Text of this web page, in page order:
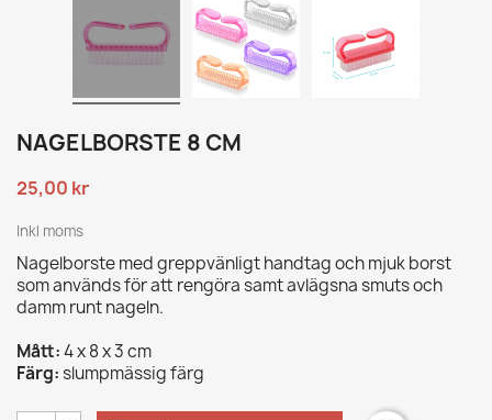
NAGELBORSTE 8 CM
25,00 kr
Inkl moms
Nagelborste med greppvänligt handtag och mjuk borst
som används för att rengöra samt avlägsna smuts och
damm runt nageln.
Mått:4 x 8 x 3 cm
Färg:slumpmässig färg